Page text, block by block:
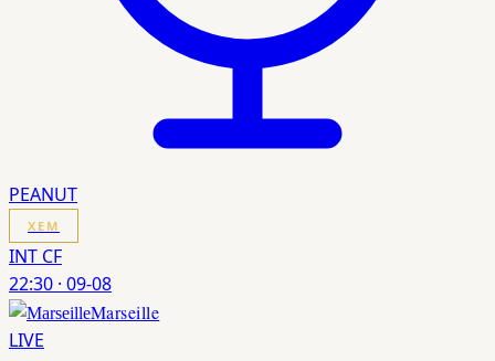
PEANUT
XEM
INT CF
22:30 · 09-08
Marseille
LIVE